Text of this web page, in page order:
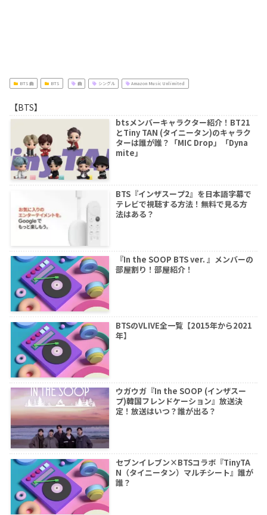
BTS 曲 BTS 曲 シングル Amazon Music Unlimited
【BTS】
btsメンバーキャラクター紹介！BT21
とTiny TAN (タイニータン)のキャラク
ターは誰が誰？「MIC Drop」「Dyna
mite」
BTS『インザスープ2』を日本語字幕で
テレビで視聴する方法！無料で見る方
法はある？
『In the SOOP BTS ver. 』メンバーの
部屋割り！部屋紹介！
BTSのVLIVE全一覧【2015年から2021
年】
ウガウガ『In the SOOP (インザスー
プ)韓国フレンドケーション』放送決
定！放送はいつ？誰が出る？
セブンイレブン×BTSコラボ『TinyTA
N（タイニータン）マルチシート』誰が
誰？